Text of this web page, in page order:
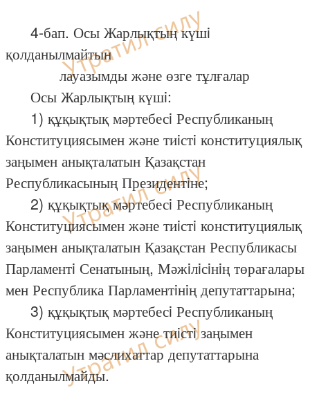
4-бап. Осы Жарлықтың күшi
қолданылмайтын
лауазымды және өзге тұлғалар
Осы Жарлықтың күшi:
1) құқықтық мәртебесi Республиканың
Конституциясымен және тиiстi конституциялық
заңымен анықталатын Қазақстан
Республикасының Президентiне;
2) құқықтық мәртебесi Республиканың
Конституциясымен және тиiстi конституциялық
заңымен анықталатын Қазақстан Республикасы
Парламентi Сенатының, Мәжiлiсiнiң төрағалары
мен Республика Парламентiнiң депутаттарына;
3) құқықтық мәртебесi Республиканың
Конституциясымен және тиiстi заңымен
анықталатын мәслихаттар депутаттарына
қолданылмайды.